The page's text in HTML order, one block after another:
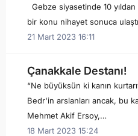
Gebze siyasetinde 10
bir konu nihayet sonuca
21 Mart 2023 16:11
Çanakkale Destanı!
“Ne büyüksün ki kanın
Bedr'in arslanları ancak, bu
Mehmet Akif Ersoy,…
18 Mart 2023 15:24